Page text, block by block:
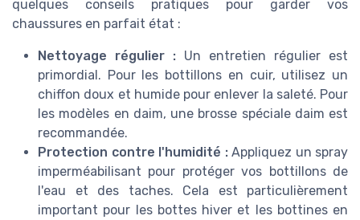
quelques conseils pratiques pour garder vos
chaussures en parfait état :
Nettoyage régulier : Un entretien régulier est
primordial. Pour les bottillons en cuir, utilisez un
chiffon doux et humide pour enlever la saleté. Pour
les modèles en daim, une brosse spéciale daim est
recommandée.
Protection contre l'humidité :Appliquez un spray
imperméabilisant pour protéger vos bottillons de
l'eau et des taches. Cela est particulièrement
important pour les bottes hiver et les bottines en